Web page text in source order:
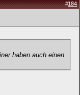
#184
haben auch einen